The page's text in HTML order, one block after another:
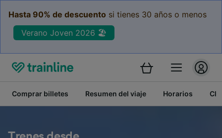
Hasta 90% de descuento si tienes 30 años o menos
Verano Joven 2026 🏖️
Comprar billetes Resumen del viaje Horarios